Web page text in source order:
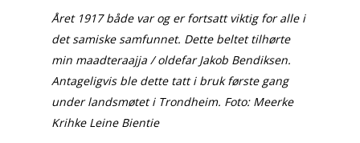
Året 1917 både var og er fortsatt viktig for alle i
det samiske samfunnet. Dette beltet tilhørte
min maadteraajja / oldefar Jakob Bendiksen.
Antageligvis ble dette tatt i bruk første gang
under landsmøtet i Trondheim. Foto: Meerke
Krihke Leine Bientie